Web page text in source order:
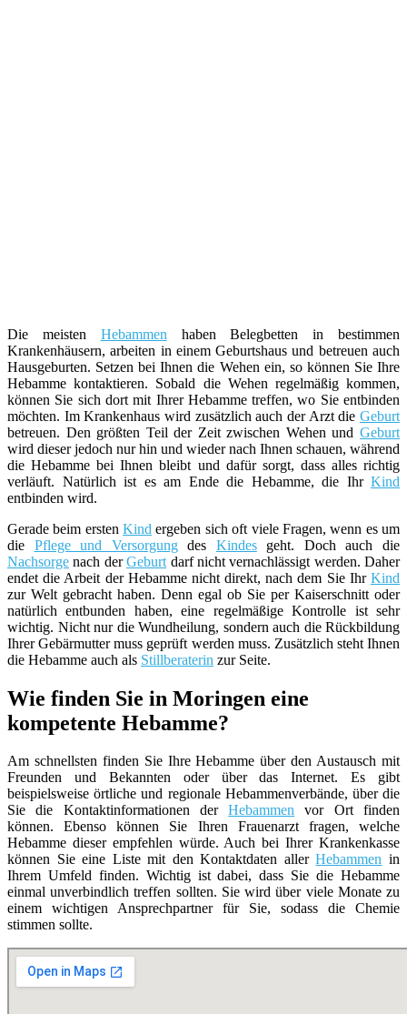
Die meisten Hebammen haben Belegbetten in bestimmen
Krankenhäusern, arbeiten in einem Geburtshaus und betreuen auch
Hausgeburten. Setzen bei Ihnen die Wehen ein, so können Sie Ihre
Hebamme kontaktieren. Sobald die Wehen regelmäßig kommen,
können Sie sich dort mit Ihrer Hebamme treffen, wo Sie entbinden
möchten. Im Krankenhaus wird zusätzlich auch der Arzt die Geburt
betreuen. Den größten Teil der Zeit zwischen Wehen und Geburt
wird dieser jedoch nur hin und wieder nach Ihnen schauen, während
die Hebamme bei Ihnen bleibt und dafür sorgt, dass alles richtig
verläuft. Natürlich ist es am Ende die Hebamme, die Ihr Kind
entbinden wird.
Gerade beim erstenKind ergeben sich oft viele Fragen, wenn es um
die Pflege und Versorgungdes Kindesgeht. Doch auch die
Nachsorge nach derGeburt darf nicht vernachlässigt werden. Daher
endet die Arbeit der Hebamme nicht direkt, nach dem Sie Ihr Kind
zur Welt gebracht haben. Denn egal ob Sie per Kaiserschnitt oder
natürlich entbunden haben, eine regelmäßige Kontrolle ist sehr
wichtig. Nicht nur die Wundheilung, sondern auch die Rückbildung
Ihrer Gebärmutter muss geprüft werden muss. Zusätzlich steht Ihnen
die Hebamme auch als Stillberaterin zur Seite.
Wie finden Sie in Moringen eine
kompetente Hebamme?
Am schnellsten finden Sie Ihre Hebamme über den Austausch mit
Freunden und Bekannten oder über das Internet. Es gibt
beispielsweise örtliche und regionale Hebammenverbände, über die
Sie die Kontaktinformationen derHebammen vor Ort finden
können. Ebenso können Sie Ihren Frauenarzt fragen, welche
Hebamme dieser empfehlen würde. Auch bei Ihrer Krankenkasse
können Sie eine Liste mit den Kontaktdaten allerHebammen in
Ihrem Umfeld finden. Wichtig ist dabei, dass Sie die Hebamme
einmal unverbindlich treffen sollten. Sie wird über viele Monate zu
einem wichtigen Ansprechpartner für Sie, sodass die Chemie
stimmen sollte.